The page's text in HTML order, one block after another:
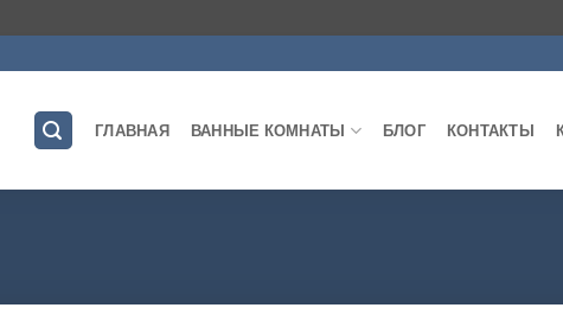
ГЛАВНАЯ ВАННЫЕ КОМНАТЫ БЛОГ КОНТАКТЫ